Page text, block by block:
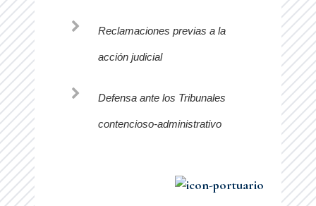
Reclamaciones previas a la
acción judicial
Defensa ante los Tribunales
contencioso-administrativo